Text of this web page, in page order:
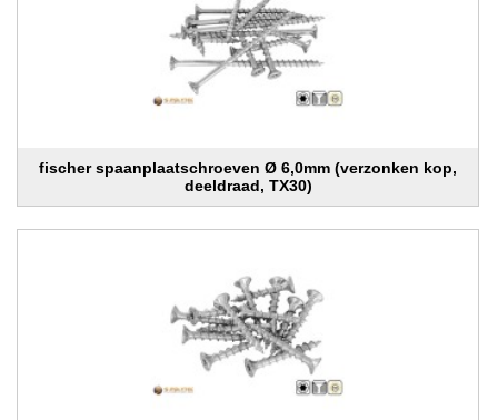
fischer spaanplaatschroeven Ø 6,0mm (verzonken kop,
deeldraad, TX30)